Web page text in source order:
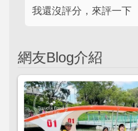
我還沒評分，來評一下
網友Blog介紹